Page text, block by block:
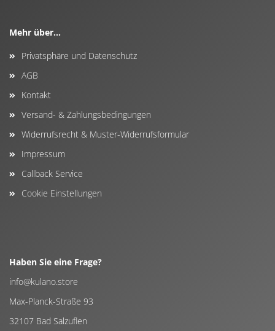
Mehr über...
Privatsphäre und Datenschutz
AGB
Kontakt
Versand- & Zahlungsbedingungen
Widerrufsrecht & Muster-Widerrufsformular
Impressum
Callback Service
Cookie Einstellungen
Haben Sie eine Frage?
info@kulano.store
Max-Planck-Straße 93
32107 Bad Salzuflen